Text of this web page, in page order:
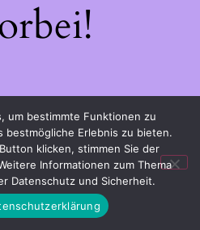
um bestimmte Funktionen zu
bestmögliche Erlebnis zu bieten.
klicken, stimmen Sie der
Informationen zum Thema
Datenschutz und Sicherheit.